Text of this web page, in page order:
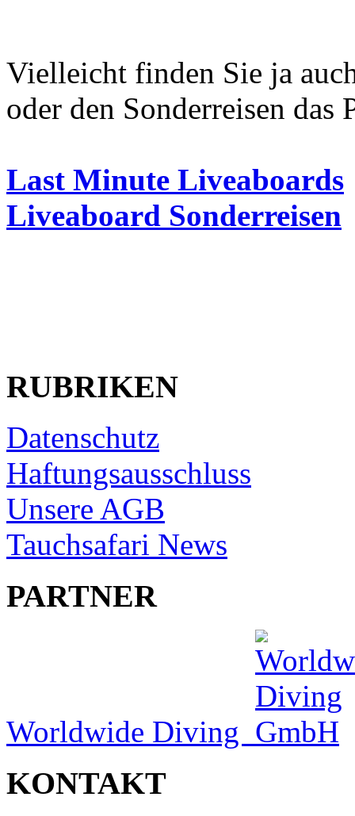
Vielleicht finden Sie ja
oder den Sonderreisen das
Last Minute Liveaboards
Liveaboard Sonderreisen
RUBRIKEN
Datenschutz
Haftungsausschluss
Unsere AGB
Tauchsafari News
PARTNER
Worldwide Diving
KONTAKT